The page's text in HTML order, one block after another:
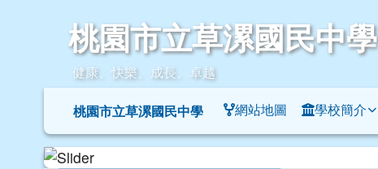
桃園市立草漯國民中學
桃園市立草漯國民中學
健康、快樂、成長、卓越
導覽列桃園市立草漯國民中學 網站地圖 學校簡介